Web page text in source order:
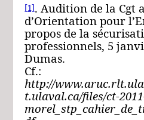
[1]. Audition de la Cgt
d’Orientation pour
propos de la
professionnels, 5
Dumas.
Cf.:
http://
t.ulaval.ca/files/ct-